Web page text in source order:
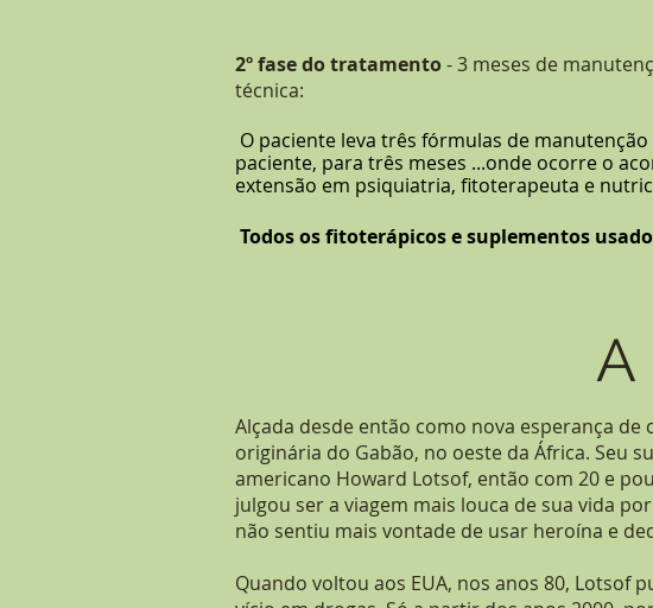
2º fase do tratamento- 3 meses de
técnica:
O paciente leva três fórmulas de
paciente, para três meses ...onde ocorre o
extensão em psiquiatria, fitoterapeuta e
Todos os fitoterápicos e suplementos
A
Alçada desde então como nova esperança
originária do Gabão, no oeste da África. Seu
americano Howard Lotsof, então com 20 e
julgou ser a viagem mais louca de sua vida
não sentiu mais vontade de usar heroína e
Quando voltou aos EUA, nos anos 80, Lotsof